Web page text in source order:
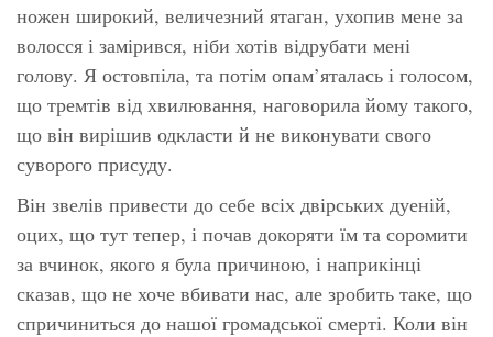
ножен широкий, величезний ятаган, ухопив мене за
волосся і замірився, ніби хотів відрубати мені
голову. Я остовпіла, та потім опам’яталась і голосом,
що тремтів від хвилювання, наговорила йому такого,
що він вирішив одкласти й не виконувати свого
суворого присуду.
Він звелів привести до себе всіх двірських дуеній,
оцих, що тут тепер, і почав докоряти їм та соромити
за вчинок, якого я була причиною, і наприкінці
сказав, що не хоче вбивати нас, але зробить таке, що
спричиниться до нашої громадської смерті. Коли він